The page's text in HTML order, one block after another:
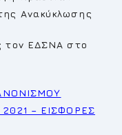
Ανακύκλωσης
τον ΕΔΣΝΑ στο
– ΕΙΣΦΟΡΕΣ